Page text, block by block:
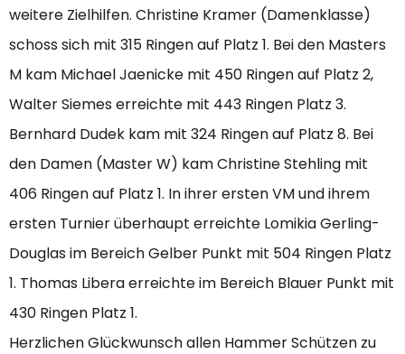
weitere Zielhilfen. Christine Kramer (Damenklasse)
schoss sich mit 315 Ringen auf Platz 1. Bei den Masters
M kam Michael Jaenicke mit 450 Ringen auf Platz 2,
Walter Siemes erreichte mit 443 Ringen Platz 3.
Bernhard Dudek kam mit 324 Ringen auf Platz 8. Bei
den Damen (Master W) kam Christine Stehling mit
406 Ringen auf Platz 1. In ihrer ersten VM und ihrem
ersten Turnier überhaupt erreichte Lomikia Gerling-
Douglas im Bereich Gelber Punkt mit 504 Ringen Platz
1. Thomas Libera erreichte im Bereich Blauer Punkt mit
430 Ringen Platz 1.
Herzlichen Glückwunsch allen Hammer Schützen zu